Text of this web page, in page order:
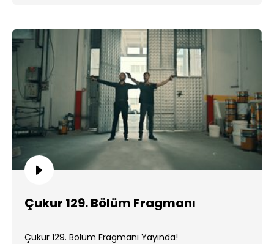
Çukur 129. Bölüm Fragmanı
Çukur 129. Bölüm Fragmanı Yayında!